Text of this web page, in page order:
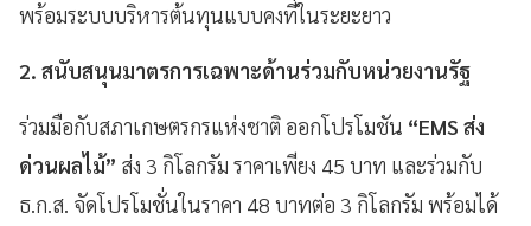
พร้อมระบบบริหารต้นทุนแบบคงที่ในระยะยาว
2. สนับสนุนมาตรการเฉพาะด้านร่วมกับหน่วยงานรัฐ
ร่วมมือกับสภาเกษตรกรแห่งชาติ ออกโปรโมชัน “EMS ส่ง
ด่วนผลไม้” ส่ง 3 กิโลกรัม ราคาเพียง 45 บาท และร่วมกับ
ธ.ก.ส. จัดโปรโมชั่นในราคา 48 บาทต่อ 3 กิโลกรัม พร้อมได้